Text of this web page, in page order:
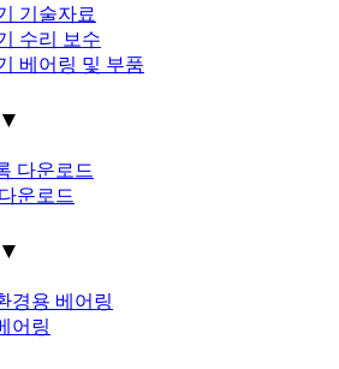
기술자료
수리 보수
베어링 및 부품
▼
다운로드
운로드
▼
경용 베어링
어링